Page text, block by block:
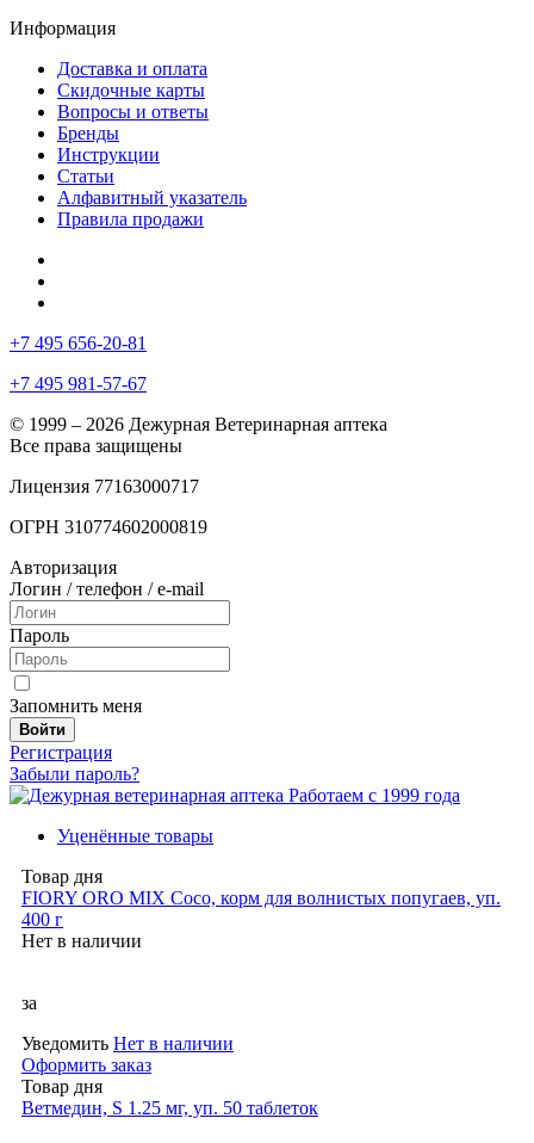
Информация
Доставка и оплата
Скидочные карты
Вопросы и ответы
Бренды
Инструкции
Статьи
Алфавитный указатель
Правила продажи
+7 495 656-20-81
+7 495 981-57-67
© 1999 – 2026 Дежурная Ветеринарная аптека
Все права защищены
Лицензия 77163000717
ОГРН 310774602000819
Авторизация
Логин / телефон / e-mail
Пароль
Запомнить меня
Войти
Регистрация
Забыли пароль?
Работаем с 1999 года
Уценённые товары
Товар дня
FIORY ORO MIX Coco, корм для волнистых попугаев, уп.
400 г
Нет в наличии
за
Уведомить Нет в наличии
Оформить заказ
Товар дня
Ветмедин, S 1.25 мг, уп. 50 таблеток